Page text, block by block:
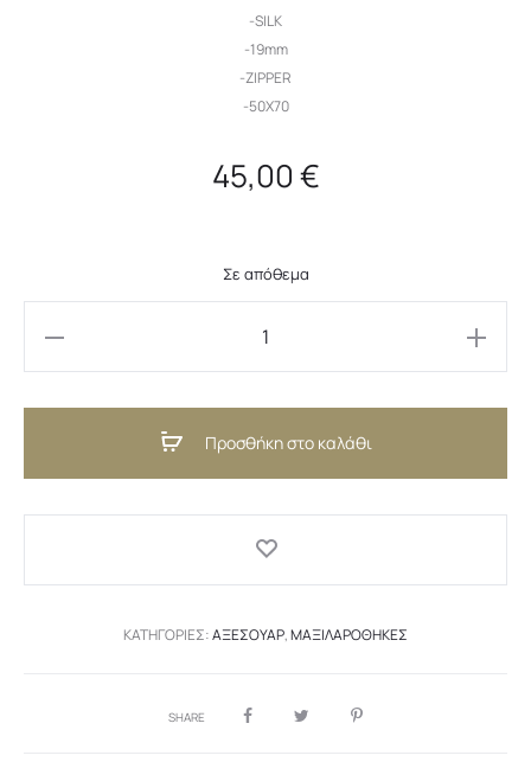
-SILK
-19mm
-ZIPPER
-50X70
45,00€
Σε απόθεμα
ποσότητα
Προσθήκη στο καλάθι
ΚΑΤΗΓΟΡΊΕΣ:ΑΞΕΣΟΥΆΡ,ΜΑΞΙΛΑΡΟΘΉΚΕΣ
SHARE